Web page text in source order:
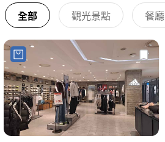
全部 觀光景點 餐廳